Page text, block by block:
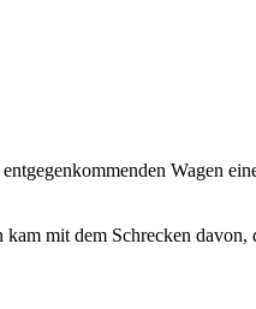
Wagen
mit dem Schrecken davon,